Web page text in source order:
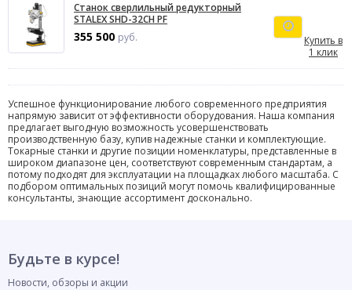
Станок сверлильный редукторный
STALEX SHD-32CH PF
355 500 руб.
Купить в
1 клик
Успешное функционирование любого современного предприятия
напрямую зависит от эффективности оборудования. Наша компания
предлагает выгодную возможность усовершенствовать
производственную базу, купив надежные станки и комплектующие.
Токарные станки и другие позиции номенклатуры, представленные в
широком диапазоне цен, соответствуют современным стандартам, а
потому подходят для эксплуатации на площадках любого масштаба. С
подбором оптимальных позиций могут помочь квалифицированные
консультанты, знающие ассортимент досконально.
Будьте в курсе!
Новости, обзоры и акции